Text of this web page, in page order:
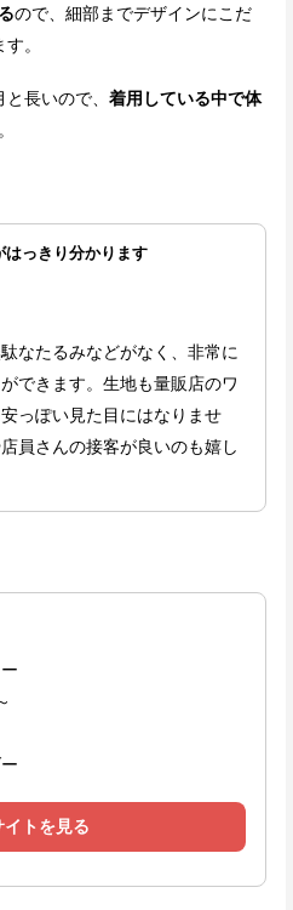
ので、細部までデザインにこだ
。
長いので、 着用している中で体
はっきり分かります
なたるみなどがなく、非常に
できます。生地も量販店のワ
っぽい見た目にはなりませ
員さんの接客が良いのも嬉し
イトを見る